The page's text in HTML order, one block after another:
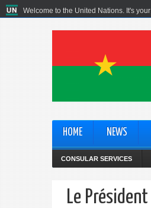
Welcome to the United Nations. It's
HOME NEWS
CONSULAR SERVICES
Le